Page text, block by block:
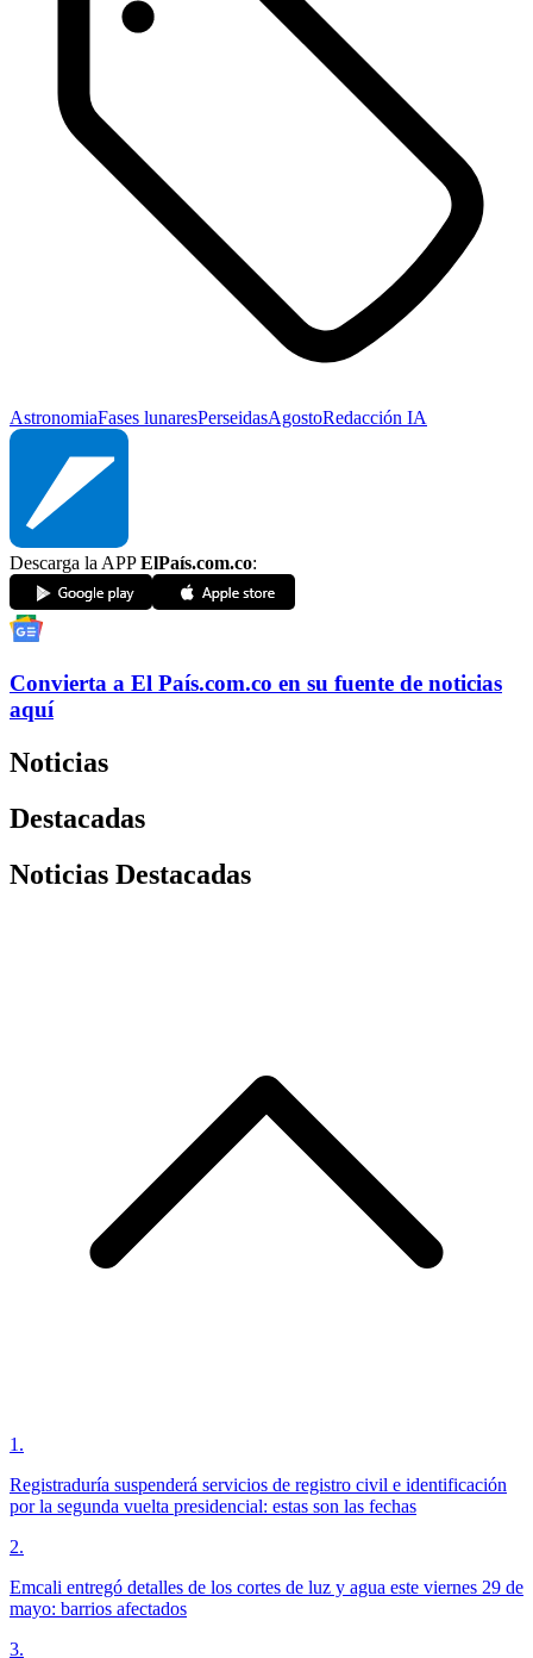
AstronomiaFases lunaresPerseidasAgostoRedacción IA
Descarga la APPElPaís.com.co:
Convierta a El País.com.co en su fuente de noticias
aquí
Noticias
Destacadas
Noticias Destacadas
1 .
Registraduría suspenderá servicios de registro civil e identificación
por la segunda vuelta presidencial: estas son las fechas
2.
Emcali entregó detalles de los cortes de luz y agua este viernes 29 de
mayo: barrios afectados
3.